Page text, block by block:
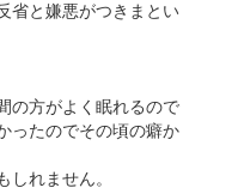
省と嫌悪がつきまとい
の方がよく眠れるので
ったのでその頃の癖か
しれません。